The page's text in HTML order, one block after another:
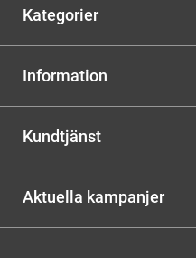
Kategorier
Information
Kundtjänst
Aktuella kampanjer